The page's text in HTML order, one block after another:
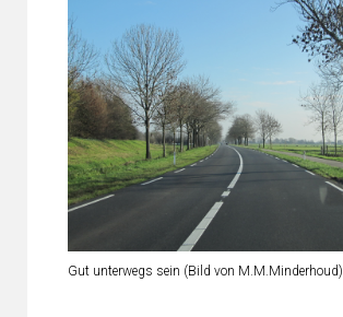
Gut unterwegs sein (Bild von M.M.Minderhoud)